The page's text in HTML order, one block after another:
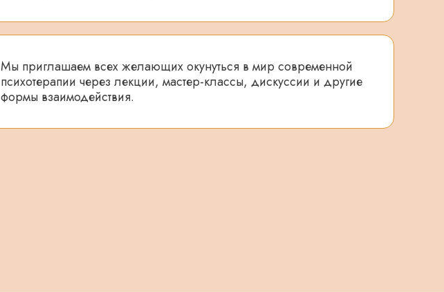
Мы приглашаем всех желающих окунуться в мир современной
психотерапии через лекции, мастер-классы, дискуссии и другие
формы взаимодействия.